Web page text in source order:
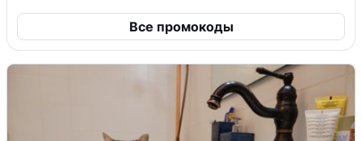
Все промокоды